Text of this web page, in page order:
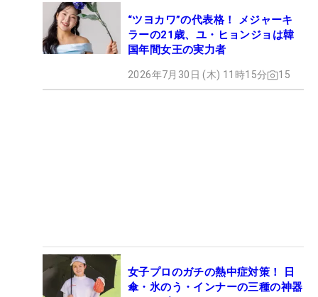
“ツヨカワ”の代表格！ メジャーキ
ラーの21歳、ユ・ヒョンジョは韓
国年間女王の実力者
2026年7月30日 (木) 11時15分 15
女子プロのガチの熱中症対策！ 日
傘・氷のう・インナーの三種の神器